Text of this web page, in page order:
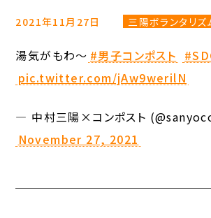
2021年11月27日 三陽ボランタリズ
湯気がもわ〜 #男子コンポスト
pic.twitter.com/jAw9werilN
— 中村三陽×コンポスト
November 27, 2021